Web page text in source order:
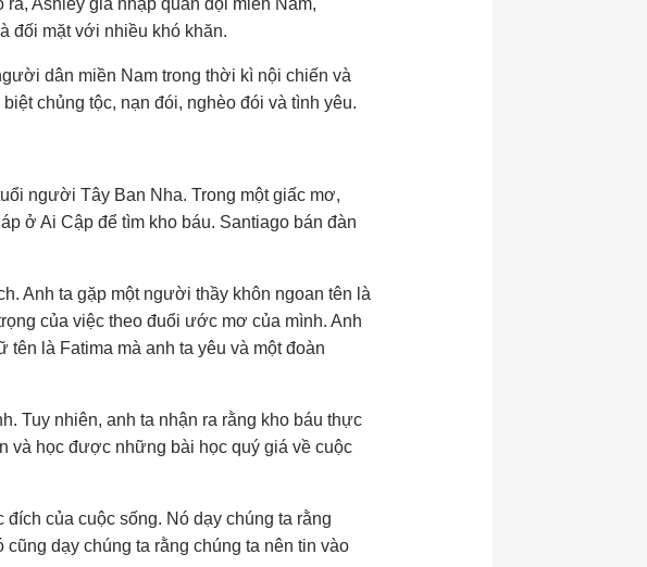
Ashley gia nhập quân đội miền Nam,
đối mặt với nhiều khó khăn.
dân miền Nam trong thời kì nội chiến và
chủng tộc, nạn đói, nghèo đói và tình yêu.
người Tây Ban Nha. Trong một giấc mơ,
ở Ai Cập để tìm kho báu. Santiago bán đàn
Anh ta gặp một người thầy khôn ngoan tên là
của việc theo đuổi ước mơ của mình. Anh
là Fatima mà anh ta yêu và một đoàn
Tuy nhiên, anh ta nhận ra rằng kho báu thực
và học được những bài học quý giá về cuộc
của cuộc sống. Nó dạy chúng ta rằng
dạy chúng ta rằng chúng ta nên tin vào